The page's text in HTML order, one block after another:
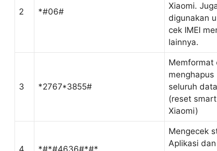
2 *#06#
Xiaomi.
digunakan
cek IMEI
lainnya.
3 *2767*3855#
Memformat
menghapus
seluruh data
(reset
Xiaomi)
4 *#*#4636#*#*
Mengecek
Aplikasi